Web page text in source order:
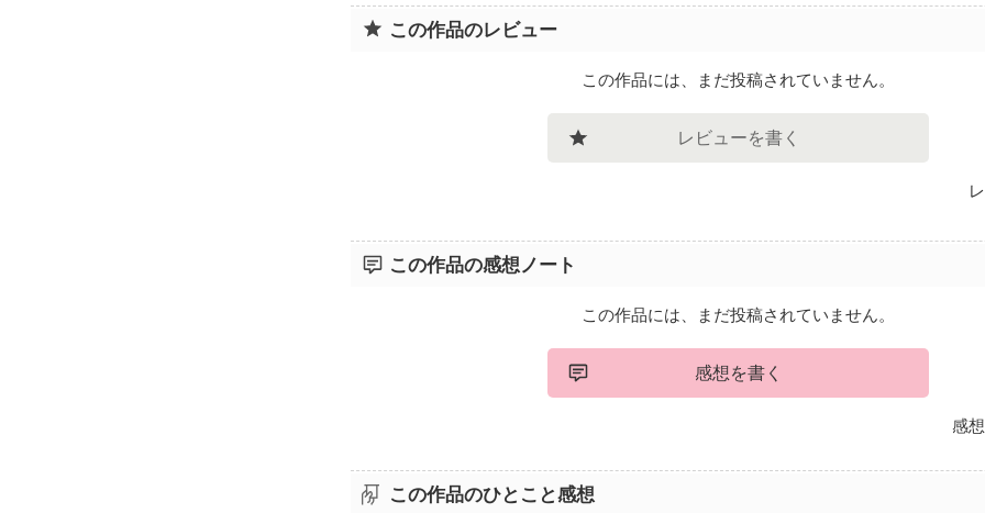
この作品のレビュー
この作品には、まだ投稿されていません。
レビューを書く
この作品の感想ノート
この作品には、まだ投稿されていません。
感想を書く
感
この作品のひとこと感想